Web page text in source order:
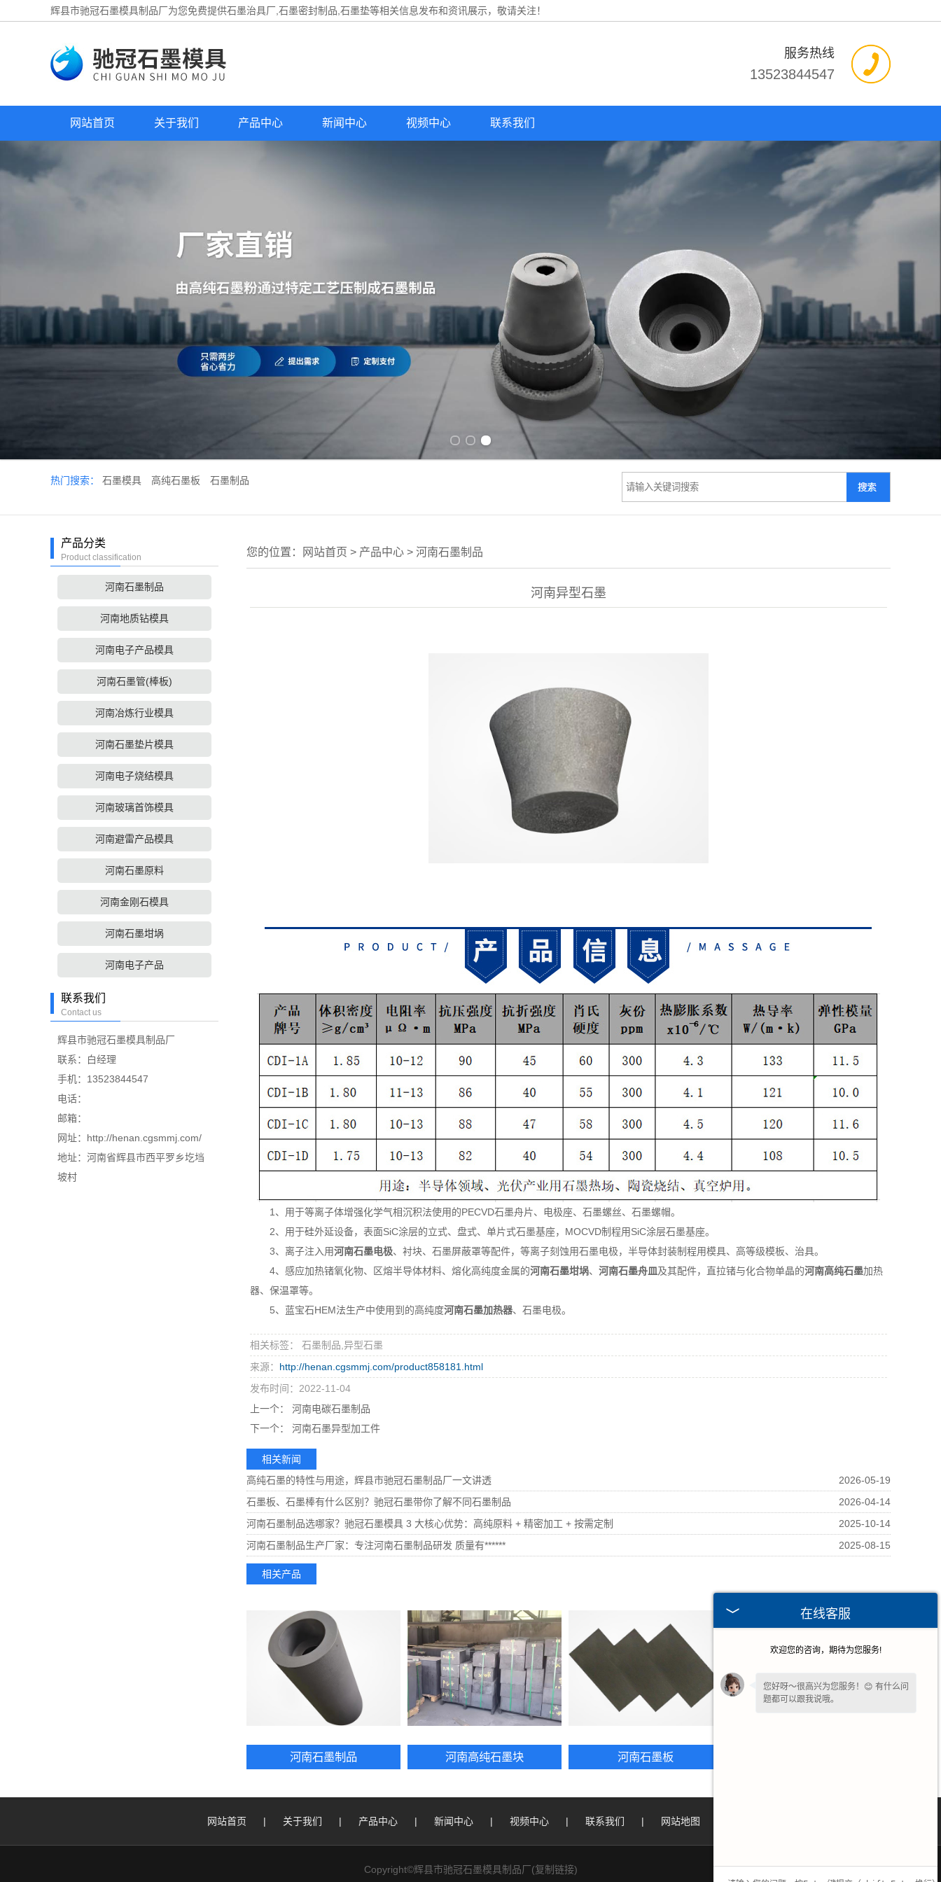
辉县市驰冠石墨模具制品厂为您免费提供石墨治具厂 ,石墨密封制品,石墨垫等相关信息发布和资讯展示，敬请关注！
服务热线
13523844547
网站首页 关于我们 产品中心 新闻中心 视频中心 联系我们
热门搜索： 石墨模具 高纯石墨板 石墨制品
产品分类
Product classification
河南石墨制品
河南地质钻模具
河南电子产品模具
河南石墨管(棒板)
河南冶炼行业模具
河南石墨垫片模具
河南电子烧结模具
河南玻璃首饰模具
河南避雷产品模具
河南石墨原料
河南金刚石模具
河南石墨坩埚
河南电子产品
联系我们
Contact us
辉县市驰冠石墨模具制品厂
联系：白经理
手机：13523844547
电话：
邮箱：
网址：http://henan.cgsmmj.com/
地址：河南省辉县市西平罗乡圪垱
坡村
您的位置： 网站首页 > 产品中心 > 河南石墨制品
河南异型石墨
1、用于等离子体增强化学气相沉积法使用的PECVD石墨舟片、电极座、石墨螺丝、石墨螺帽。
2、用于硅外延设备，表面SiC涂层的立式、盘式、单片式石墨基座，MOCVD制程用SiC涂层石墨基座。
3、离子注入用河南石墨电极、衬块、石墨屏蔽罩等配件，等离子刻蚀用石墨电极，半导体封装制程用模具、高等级模板、治具。
4、感应加热锗氧化物、区熔半导体材料、熔化高纯度金属的河南石墨坩埚、 河南石墨舟皿及其配件，直拉锗与化合物单晶的河南高纯石墨加热
器、保温罩等。
5、蓝宝石HEM法生产中使用到的高纯度河南石墨加热器、石墨电极。
相关标签： 石墨制品,异型石墨
来源： http://henan.cgsmmj.com/product858181.html
发布时间：2022-11-04
上一个：
河南电碳石墨制品
下一个：
河南石墨异型加工件
相关新闻
高纯石墨的特性与用途，辉县市驰冠石墨制品厂一文讲透
2026-05-19
石墨板、石墨棒有什么区别？驰冠石墨带你了解不同石墨制品
2026-04-14
河南石墨制品选哪家？驰冠石墨模具 3 大核心优势：高纯原料 + 精密加工 + 按需定制
2025-10-14
河南石墨制品生产厂家：专注河南石墨制品研发 质量有******
2025-08-15
相关产品
河南石墨制品 河南高纯石墨块 河南石墨板
网站首页 | 关于我们 | 产品中心 | 新闻中心 | 视频中心 | 联系我们 | 网站地图
Copyright©辉县市驰冠石墨模具制品厂(复制链接)
在线客服
欢迎您的咨询，期待为您服务!
您好呀～很高兴为您服务！😊 有什么问
题都可以跟我说哦。